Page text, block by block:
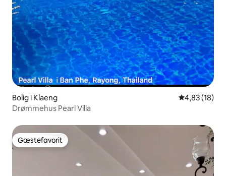
Bolig i Klaeng 4,83 ud af 5
4,83 (18)
Drømmehus Pearl Villa
Gæstefavorit
Gæstefavorit